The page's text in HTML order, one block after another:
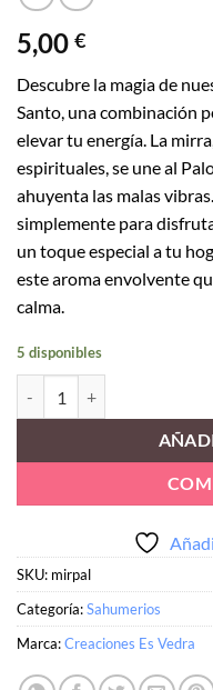
5,00 €
Descubre la magia de
Santo, una combinación
elevar tu energía. La
espirituales, se une al
ahuyenta las malas
simplemente para
un toque especial a tu
este aroma envolvente
calma.
5 disponibles
SKU: mirpal
Categoría:Sahumerios
Marca:Creaciones Es Vedra